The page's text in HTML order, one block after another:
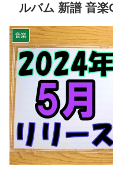
ルバム 新譜 音楽
音楽